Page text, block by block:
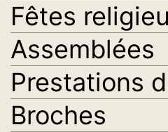
Fêtes
Assemblées
Prestations
Broches